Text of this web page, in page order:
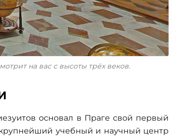
на вас с высоты трёх веков.
основал в Праге свой первый
учебный и научный центр